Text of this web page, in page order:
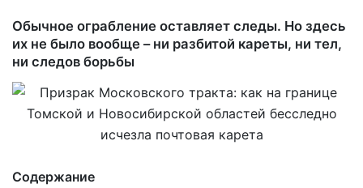
Обычное ограбление оставляет следы. Но здесь
их не было вообще – ни разбитой кареты, ни тел,
ни следов борьбы
Содержание